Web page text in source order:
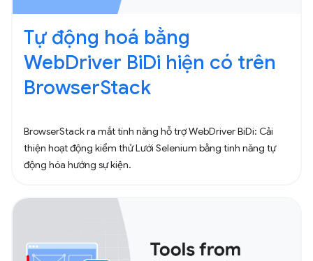
Tự động hoá bằng
WebDriver BiDi hiện có trên
BrowserStack
BrowserStack ra mắt tính năng hỗ trợ WebDriver BiDi: Cải
thiện hoạt động kiểm thử Lưới Selenium bằng tính năng tự
động hóa hướng sự kiện.